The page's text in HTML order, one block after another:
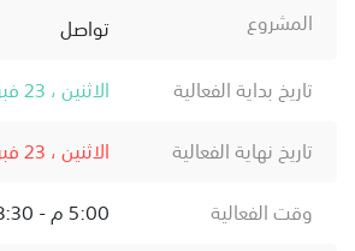
المشروع
تواصل
تاريخ بداية الفعالية
الاثنين ، 23 فبراير ، 2026
تاريخ نهاية الفعالية
الاثنين ، 23 فبراير ، 2026
وقت الفعالية
5:00 م - 8:30 م